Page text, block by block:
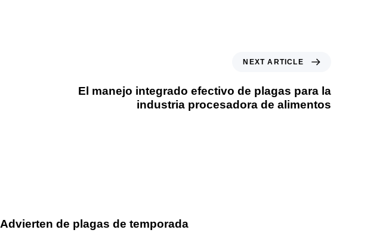
NEXT ARTICLE
El manejo integrado efectivo de plagas para la
industria procesadora de alimentos
Advierten de plagas de temporada